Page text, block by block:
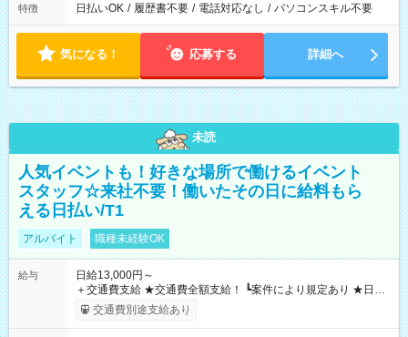
特徴 日払いOK / 履歴書不要 / 電話対応なし / パソコンスキル不要
気になる！ 応募する 詳細へ
未読
人気イベントも！好きな場所で働けるイベント
スタッフ☆来社不要！働いたその日に給料もら
える日払い/T1
アルバイト 職種未経験OK
給与
日給13,000円～
＋交通費支給 ★交通費全額支給！ ┗案件により規定あり ★日払
いOK！（規定あり） ┗働いたその日に現金GET♪ お仕事後はコ
ンビニATMから 日払い分を引き落とせます！ 【試用期間】試
交通費別途支給あり